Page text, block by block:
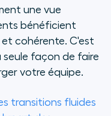
une vue
bénéficient
cohérente. C'est
seule façon de faire
votre équipe.
transitions fluides